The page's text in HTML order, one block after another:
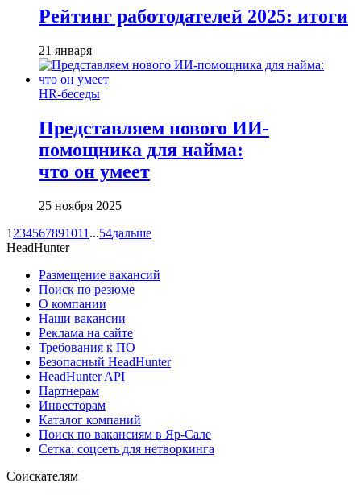
Рейтинг работодателей 2025: итоги
21 января
HR-беседы
Представляем нового ИИ-
помощника для найма:
что он умеет
25 ноября 2025
1 234567891011 ...54дальше
HeadHunter
Размещение вакансий
Поиск по резюме
О компании
Наши вакансии
Реклама на сайте
Требования к ПО
Безопасный HeadHunter
HeadHunter API
Партнерам
Инвесторам
Каталог компаний
Поиск по вакансиям в Яр-Сале
Сетка: соцсеть для нетворкинга
Соискателям